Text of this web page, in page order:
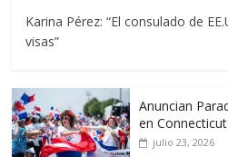
Karina Pérez: “El consulado de
visas”
Anuncian
en Connecticut
julio 23, 2026